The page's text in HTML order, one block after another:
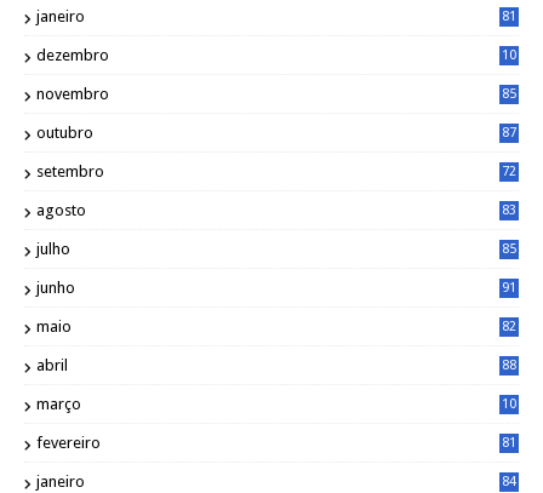
janeiro 81
dezembro
10
novembro 85
outubro 87
setembro 72
agosto 83
julho 85
junho 91
maio 82
abril 88
março
10
fevereiro 81
janeiro 84